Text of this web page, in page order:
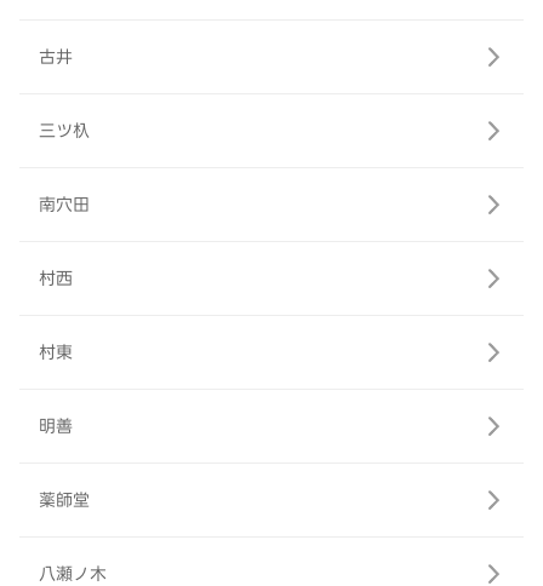
古井
三ツ杁
南穴田
村西
村東
明善
薬師堂
八瀬ノ木